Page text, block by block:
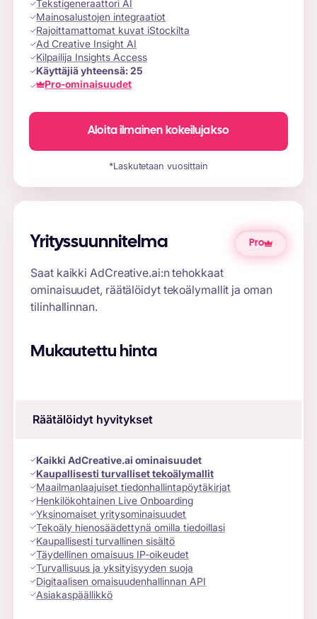
Tekstigeneraattori AI
Mainosalustojen integraatiot
Rajoittamattomat kuvat iStockilta
Ad Creative Insight AI
Kilpailija Insights Access
Käyttäjiä yhteensä:25
Pro-ominaisuudet
Aloita ilmainen kokeilujakso
*Laskutetaan vuosittain
Yrityssuunnitelma Pro
Saat kaikki AdCreative.ai:n tehokkaat
ominaisuudet, räätälöidyt tekoälymallit ja oman
tilinhallinnan.
Mukautettu hinta
Räätälöidyt hyvitykset
Kaikki AdCreative.ai ominaisuudet
Kaupallisesti turvalliset tekoälymallit
Maailmanlaajuiset tiedonhallintapöytäkirjat
Henkilökohtainen Live Onboarding
Yksinomaiset yritysominaisuudet
Tekoäly hienosäädettynä omilla tiedoillasi
Kaupallisesti turvallinen sisältö
Täydellinen omaisuus IP-oikeudet
Turvallisuus ja yksityisyyden suoja
Digitaalisen omaisuudenhallinnan API
Asiakaspäällikkö